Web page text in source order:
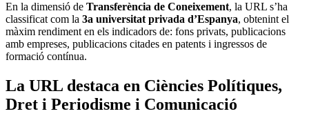
En la dimensió de Transferència de Coneixement, la URL s’ha
classificat com la 3a universitat privada d’Espanya, obtenint el
màxim rendiment en els indicadors de: fons privats, publicacions
amb empreses, publicacions citades en patents i ingressos de
formació contínua.
La URL destaca en Ciències Polítiques,
Dret i Periodisme i Comunicació